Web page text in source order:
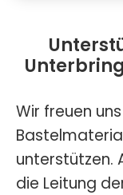
Wir freuen
unterstützen.
die Leitung